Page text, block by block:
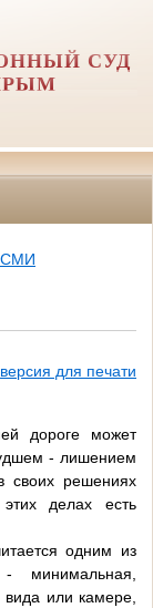
СУД
СМИ
версия для печати
дороге может
- лишением
своих решениях
делах есть
одним из
минимальная,
вида или камере,